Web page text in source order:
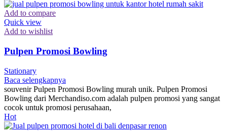
Add to compare
Quick view
Add to wishlist
Pulpen Promosi Bowling
Stationary
Baca selengkapnya
souvenir Pulpen Promosi Bowling murah unik. Pulpen Promosi
Bowling dari Merchandiso.com adalah pulpen promosi yang sangat
cocok untuk promosi perusahaan,
Hot